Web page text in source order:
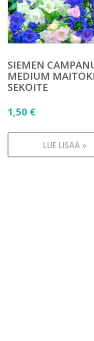
SIEMEN
MEDIUM
SEKOITE
1,50 €
LUE LISÄÄ »